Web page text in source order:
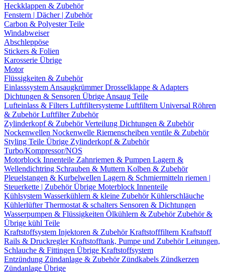
Heckklappen & Zubehör
Fenstern | Dächer | Zubehör
Carbon & Polyester Teile
Windabweiser
Abschleppöse
Stickers & Folien
Karosserie Übrige
Motor
Flüssigkeiten & Zubehör
Einlasssystem AnsaugkrümmerDrosselklappe & Adapters
Dichtungen & Sensoren Übrige Ansaug Teile
Lufteinlass & Filters Luftfiltersysteme Luftfiltern Universal Röhren
& ZubehörLuftfilter Zubehör
Zylinderkopf & ZubehörVerteilung Dichtungen & Zubehör
Nockenwellen Nockenwelle Riemenscheiben ventile & Zubehör
Styling Teile Übrige Zylinderkopf & Zubehör
Turbo/Kompressor/NOS
Motorblock Innenteile Zahnriemen & Pumpen Lagern &
Wellendichtring Schrauben & Muttern Kolben & Zubehör
Pleuelstangen & Kurbelwellen Lagern & Schmiermitteln riemen |
Steuerkette | ZubehörÜbrige Moterblock Innenteile
Kühlsystem Wasserkühlern & kleine ZubehörKühlerschläuche
KühlerlüfterThermostat & schalters Sensoren & Dichtungen
Wasserpumpen & Flüssigkeiten Ölkühlern & Zubehör Zubehör &
Übrige kühl Teile
Kraftstoffsystem Injektoren & ZubehörKraftstofffiltern Kraftstoff
Rails & DruckreglerKraftstofftank, Pumpe und ZubehörLeitungen,
Schlauche & Fittingen Übrige Kraftstoffsystem
Entzündung Zündanlage & Zubehör Zündkabels Zündkerzen
Zündanlage Übrige